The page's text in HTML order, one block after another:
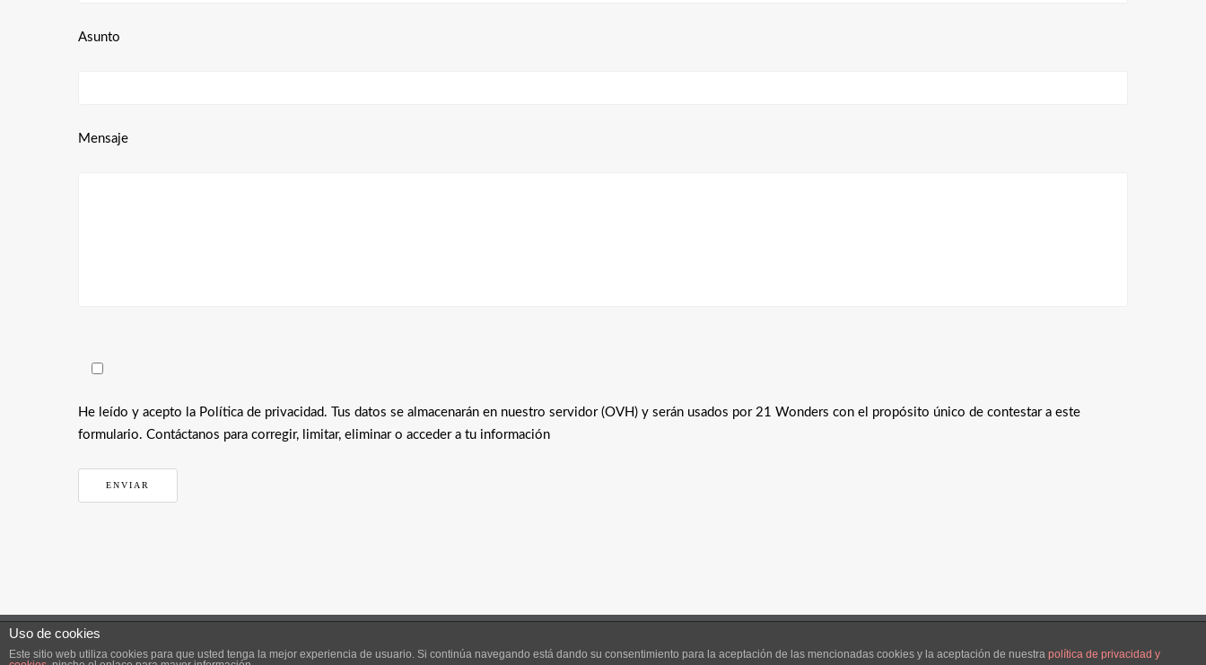
Asunto
Mensaje
He leído y acepto la Política de privacidad. Tus datos se almacenarán en nuestro servidor (OVH) y serán usados por 21 Wonders con el propósito único de contestar a este
formulario. Contáctanos para corregir, limitar, eliminar o acceder a tu información
El contenido de 21W pertenece a Alejo Tomás y sigue licencia CC.
Uso de cookies
Este sitio web utiliza cookies para que usted tenga la mejor experiencia de usuario. Si continúa navegando está dando su consentimiento para la aceptación de las mencionadas cookies y la aceptación de nuestra política de privacidad y